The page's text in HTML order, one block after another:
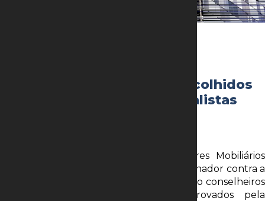
conselheiros inelegíveis escolhidos
na petrobras, dizem especialistas
Rio, 01/05/2023 – A Comissão de Valores Mobiliários
(CVM) pode instaurar um processo sancionador contra a
União e três executivos confirmados como conselheiros
da Petrobras, mas que foram reprovados pela